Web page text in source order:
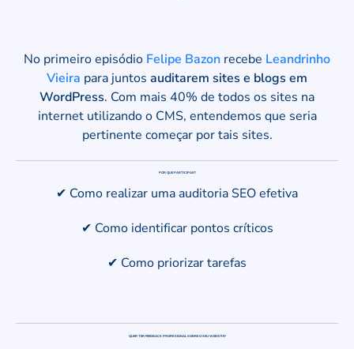
No primeiro episódio Felipe Bazon recebe Leandrinho
Vieira para juntos auditarem sites e blogs em
WordPress. Com mais 40% de todos os sites na
internet utilizando o CMS, entendemos que seria
pertinente começar por tais sites.
POR QUE PARTICIPAR?
✔ Como realizar uma auditoria SEO efetiva
✔ Como identificar pontos críticos
✔ Como priorizar tarefas
QUER TER FEEDBACK PROFISSIONAL SOBRE O SEU WEBSITE?